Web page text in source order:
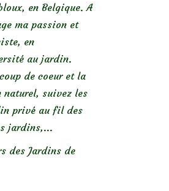
en Belgique. A
ma passion et
en
au jardin.
de coeur et la
naturel, suivez les
privé au fil des
jardins,...
des Jardins de